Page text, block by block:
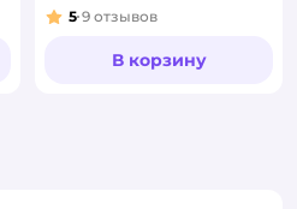
Рейтинг:
5 9 отзывов
В корзину